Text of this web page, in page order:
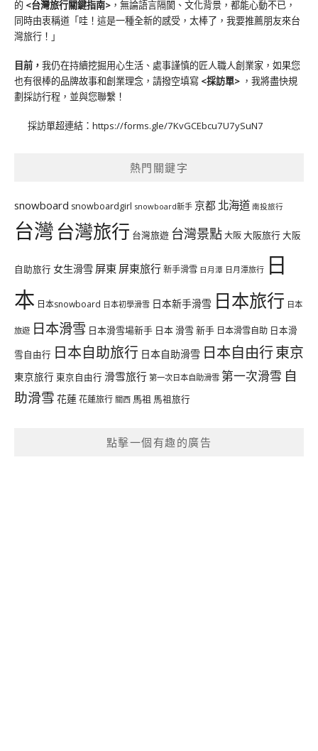
的 <台灣旅行關鍵指南> ，無論語言隔閡、文化背景，都能心動不已，
同時由衷稱道「哇！這是一種全新的感受，太棒了，我要推薦朋友來台
灣旅行！」
目前， 我仍在持續挖掘用心生活、處事謹慎的匠人職人創業家，如果您
也有很棒的品牌故事和創業理念，請撥空填寫 <採訪單> ，我將盡快規
劃採訪行程，並與您聯繫！
採訪單超連結： https://forms.gle/7KvGCEbcu7U7ySuN7
熱門關鍵字
snowboard snowboardgirl snowboard新手 京都 北海道 南投旅行
台灣台灣旅行 台灣旅遊 台灣景點大阪大阪旅行大阪
自助旅行 女生滑雪 屏東 屏東旅行新手滑雪 日月潭 日月潭旅行 日
本 日本snowboard 日本初學滑雪 日本新手滑雪 日本旅行 日本
旅遊 日本滑雪 日本滑雪場新手 日本 滑雪 新手 日本滑雪自助 日本滑
雪自由行 日本自助旅行 日本自助滑雪 日本自由行東京
東京旅行 東京自由行 滑雪旅行 第一次日本自助滑雪 第一次滑雪 自
助滑雪 花蓮花蓮旅行 關西 馬祖 馬祖旅行
點擊一個有趣的廣告